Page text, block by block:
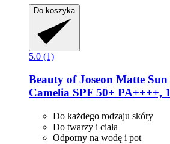
Do koszyka
5.0 (1)
Beauty of Joseon Matte
Camelia SPF 50+ PA++++,
Do każdego rodzaju skóry
Do twarzy i ciała
Odporny na wodę i pot